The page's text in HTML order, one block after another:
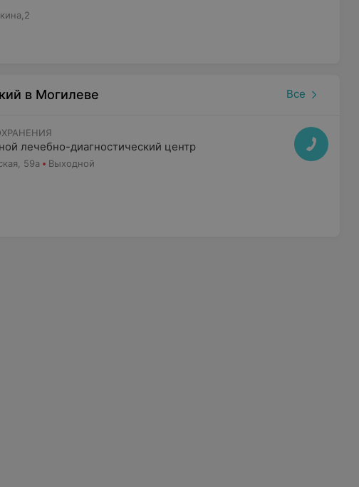
в Могилеве Все
лечебно-диагностический центр
59а Выходной